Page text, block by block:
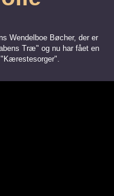
Wendelboe Bøcher, der er
Træ" og nu har fået en